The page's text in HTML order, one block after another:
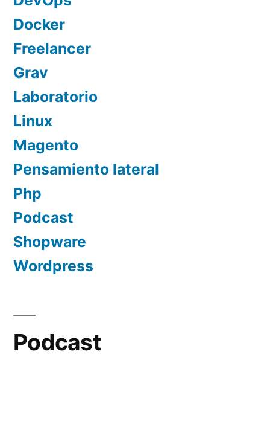
Docker
Freelancer
Grav
Laboratorio
Linux
Magento
Pensamiento lateral
Php
Podcast
Shopware
Wordpress
Podcast